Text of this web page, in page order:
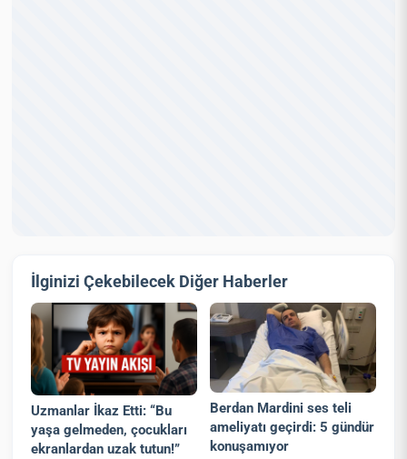
İlginizi Çekebilecek Diğer Haberler
Uzmanlar İkaz Etti: “Bu
yaşa gelmeden, çocukları
ekranlardan uzak tutun!”
Berdan Mardini ses teli
ameliyatı geçirdi: 5 gündür
konuşamıyor